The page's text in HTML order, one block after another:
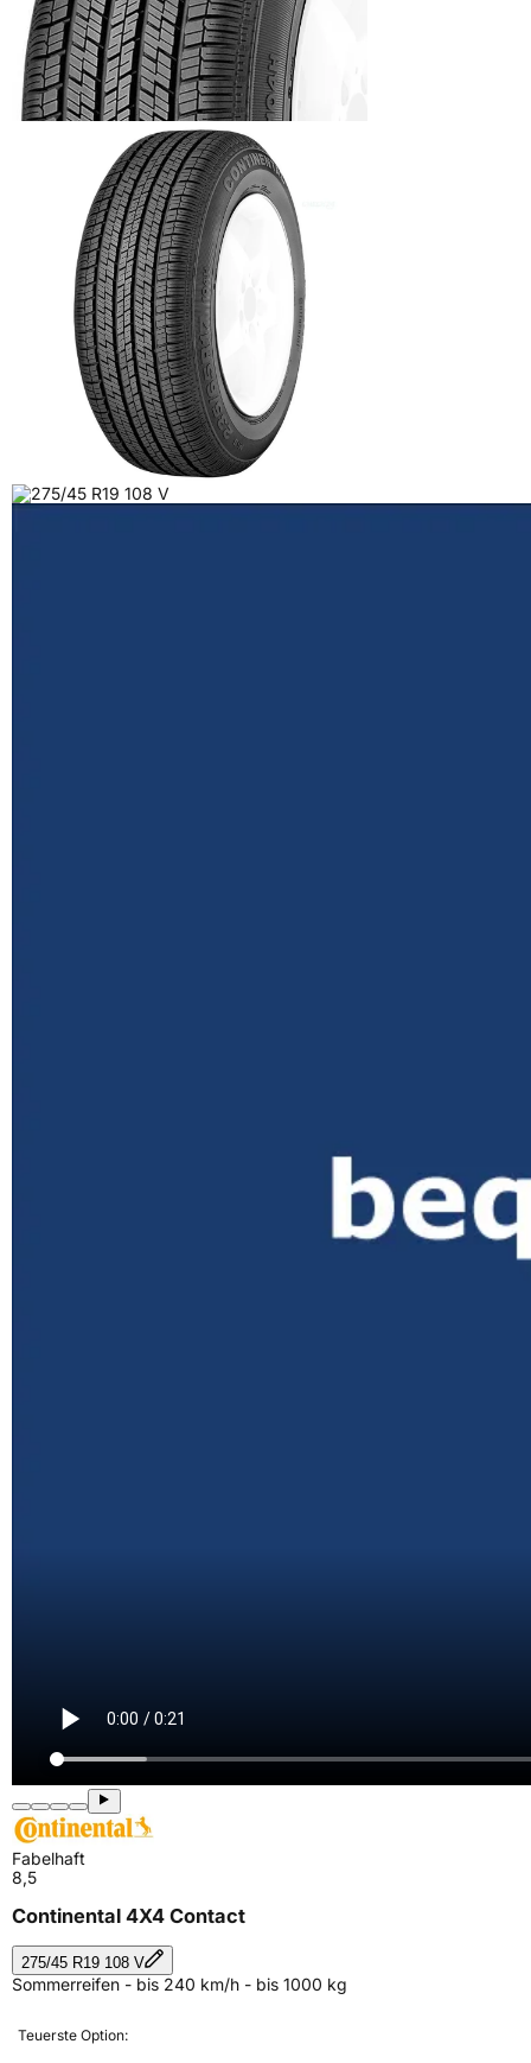
Fabelhaft
8,5
Continental 4X4 Contact
275/45 R19 108 V
Sommerreifen - bis 240 km/h - bis 1000 kg
Teuerste Option: